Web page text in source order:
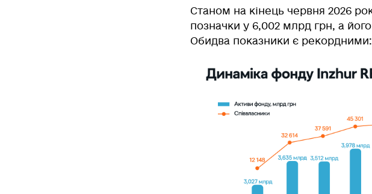
Станом на кінець червня 2026
позначки у 6,002 млрд грн, а
Обидва показники є рекордними: